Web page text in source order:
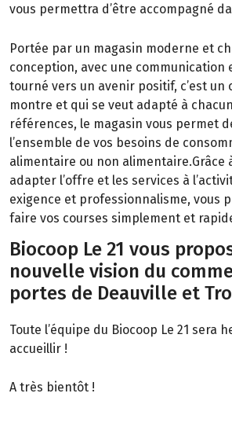
vous permettra d’être accompagné
Portée par un magasin moderne et
conception, avec une communication
tourné vers un avenir positif, c’est un
montre et qui se veut adapté à
références, le magasin vous permet
l’ensemble de vos besoins de
alimentaire ou non alimentaire.Grâce
adapter l’offre et les services à
exigence et professionnalisme, vous
faire vos courses simplement et
Biocoop Le 21 vous
nouvelle vision du
portes de Deauville et
Toute l’équipe du Biocoop Le 21 sera
accueillir !
A très bientôt !